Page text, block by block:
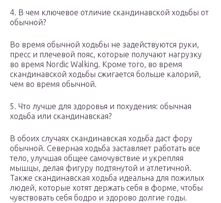
4. В чем ключевое отличие скандинавской ходьбы от
обычной?
Во время обычной ходьбы не задействуются руки,
пресс и плечевой пояс, которые получают нагрузку
во время Nordic Walking. Кроме того, во время
скандинавской ходьбы сжигается больше калорий,
чем во время обычной.
5. Что лучше для здоровья и похудения: обычная
ходьба или скандинавская?
В обоих случаях скандинавская ходьба даст фору
обычной. Северная ходьба заставляет работать все
тело, улучшая общее самочувствие и укрепляя
мышцы, делая фигуру подтянутой и атлетичной.
Также скандинавская ходьба идеальна для пожилых
людей, которые хотят держать себя в форме, чтобы
чувствовать себя бодро и здорово долгие годы.